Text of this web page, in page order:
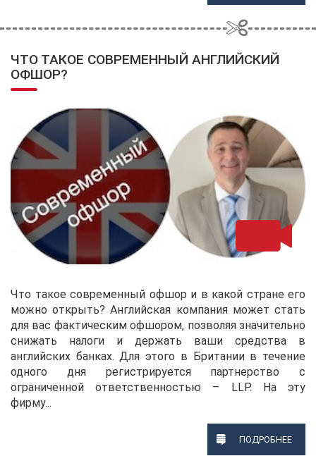
ЧТО ТАКОЕ СОВРЕМЕННЫЙ АНГЛИЙСКИЙ
ОФШОР?
Что такое современный офшор и в какой стране его
можно открыть? Английская компания может стать
для вас фактическим офшором, позволяя значительно
снижать налоги и держать ваши средства в
английских банках. Для этого в Британии в течение
одного дня регистрируется партнерство с
ограниченной ответственностью – LLP. На эту
фирму...
ПОДРОБНЕЕ